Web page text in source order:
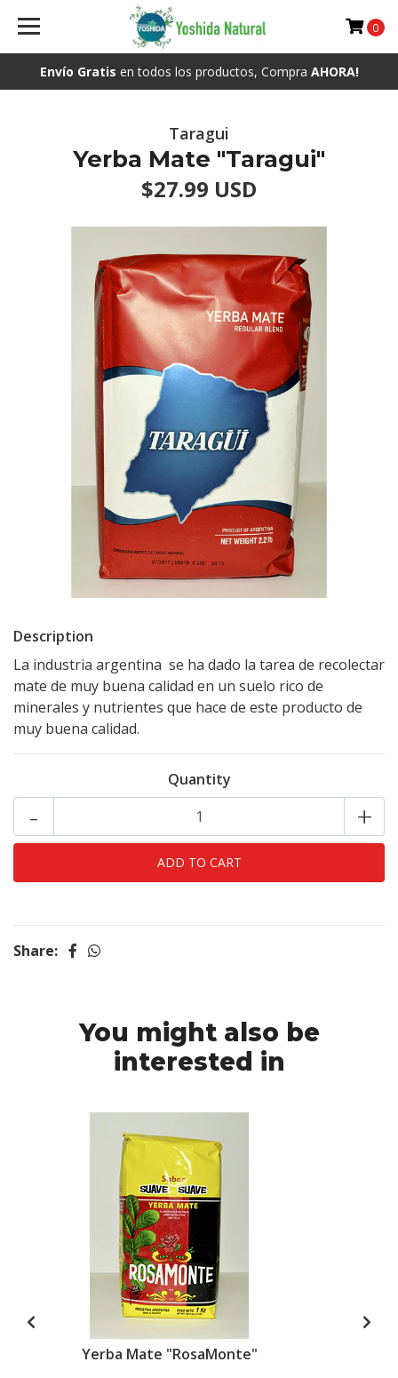
Envío Gratis en todos los productos, Compra AHORA!
0
Taragui
Yerba Mate "Taragui"
$27.99 USD
Description
La industria argentina se ha dado la tarea de recolectar
mate de muy buena calidad en un suelo rico de
minerales y nutrientes que hace de este producto de
muy buena calidad.
Quantity
- +
Share:
You might also be
interested in
Yerba Mate "RosaMonte"